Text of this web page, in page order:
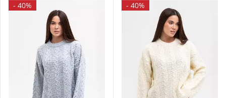
- 40% - 40%